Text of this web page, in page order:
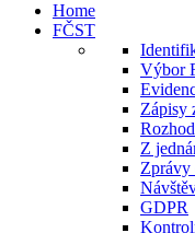
Home
FČST
Výbor
Zápisy
Z
Zprávy
GDPR